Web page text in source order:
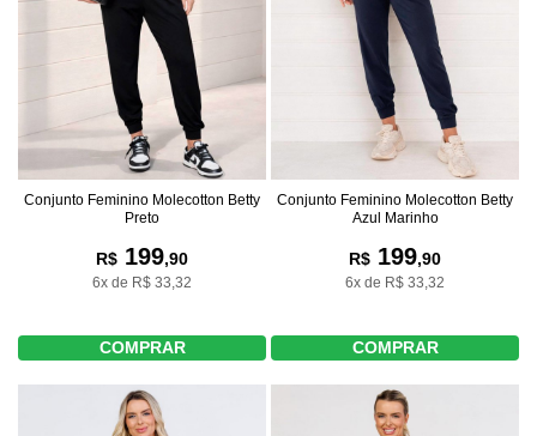
Conjunto Feminino Molecotton Betty
Preto
R$ 199,90
6x de R$ 33,32
COMPRAR
Conjunto Feminino Molecotton Betty
Azul Marinho
R$ 199,90
6x de R$ 33,32
COMPRAR